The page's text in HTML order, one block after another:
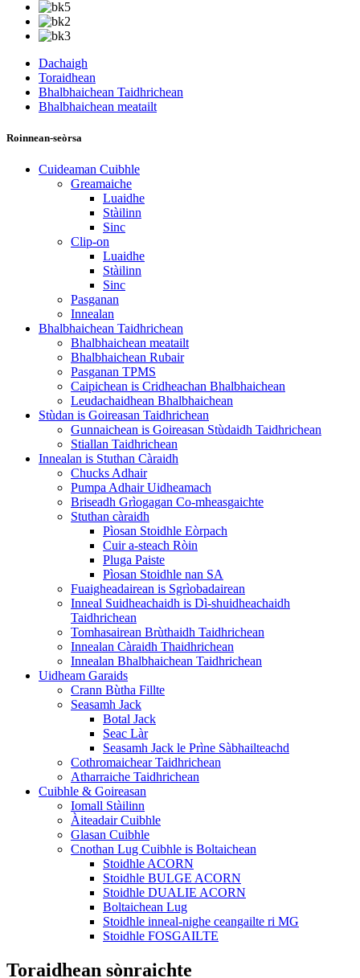
Dachaigh
Toraidhean
Bhalbhaichean Taidhrichean
Bhalbhaichean meatailt
Roinnean-seòrsa
Cuideaman Cuibhle
Greamaiche
Luaidhe
Stàilinn
Sinc
Clip-on
Luaidhe
Stàilinn
Sinc
Pasganan
Innealan
Bhalbhaichean Taidhrichean
Bhalbhaichean meatailt
Bhalbhaichean Rubair
Pasganan TPMS
Caipichean is Cridheachan Bhalbhaichean
Leudachaidhean Bhalbhaichean
Stùdan is Goireasan Taidhrichean
Gunnaichean is Goireasan Stùdaidh Taidhrichean
Stiallan Taidhrichean
Innealan is Stuthan Càraidh
Chucks Adhair
Pumpa Adhair Uidheamach
Briseadh Grìogagan Co-mheasgaichte
Stuthan càraidh
Pìosan Stoidhle Eòrpach
Cuir a-steach Ròin
Pluga Paiste
Pìosan Stoidhle nan SA
Fuaigheadairean is Sgrìobadairean
Inneal Suidheachaidh is Dì-shuidheachaidh
Taidhrichean
Tomhasairean Brùthaidh Taidhrichean
Innealan Càraidh Thaidhrichean
Innealan Bhalbhaichean Taidhrichean
Uidheam Garaids
Crann Bùtha Fillte
Seasamh Jack
Botal Jack
Seac Làr
Seasamh Jack le Prìne Sàbhailteachd
Cothromaichear Taidhrichean
Atharraiche Taidhrichean
Cuibhle & Goireasan
Iomall Stàilinn
Àiteadair Cuibhle
Glasan Cuibhle
Cnothan Lug Cuibhle is Boltaichean
Stoidhle ACORN
Stoidhle BULGE ACORN
Stoidhle DUALIE ACORN
Boltaichean Lug
Stoidhle inneal-nighe ceangailte ri MG
Stoidhle FOSGAILTE
Toraidhean sònraichte